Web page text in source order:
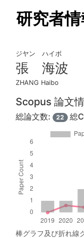
研究者情
ジヤン ハイボ
張 海波
ZHANG Haibo
Scopus 論文
総論文数: 22 総
棒グラフ及び折れ線